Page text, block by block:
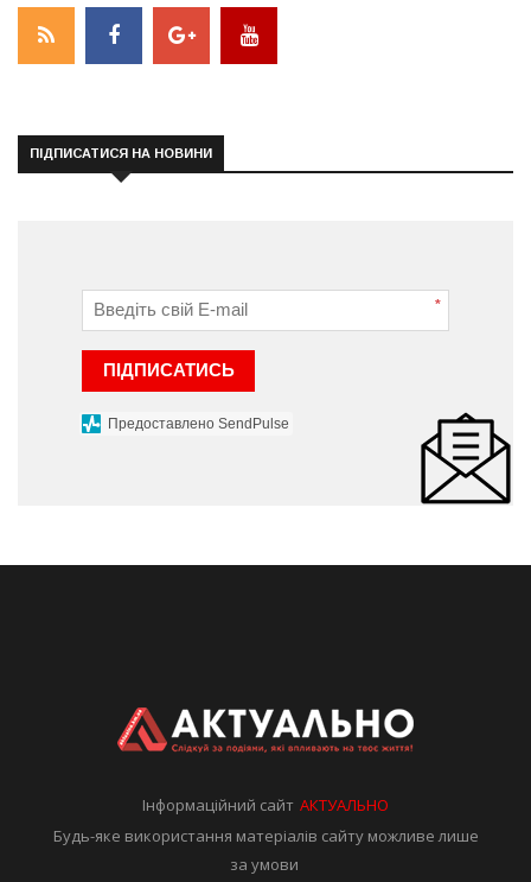
ПІДПИСАТИСЯ НА НОВИНИ
*
ПІДПИСАТИСЬ
Предоставлено SendPulse
Інформаційний сайтАКТУАЛЬНО
Будь-яке використання матеріалів сайту можливе лише
за умови